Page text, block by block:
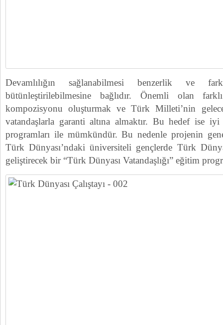
Devamlılığın sağlanabilmesi benzerlik ve
bütünleştirilebilmesine bağlıdır. Önemli olan
kompozisyonu oluşturmak ve Türk Milleti’nin
vatandaşlarla garanti altına almaktır. Bu hedef ise iyi
programları ile mümkündür. Bu nedenle projenin
Türk Dünyası’ndaki üniversiteli gençlerde Türk
geliştirecek bir “Türk Dünyası Vatandaşlığı” eğitim